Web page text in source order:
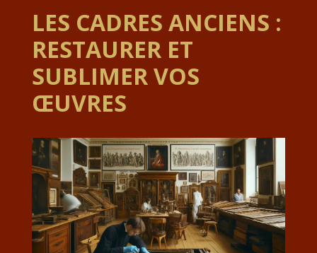
LES CADRES ANCIENS :
RESTAURER ET
SUBLIMER VOS
ŒUVRES